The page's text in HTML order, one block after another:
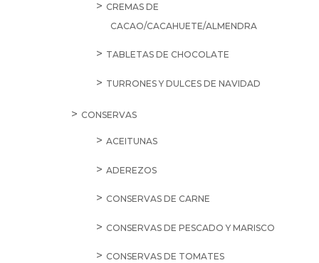
CREMAS DE
CACAO/CACAHUETE/ALMENDRA
TABLETAS DE CHOCOLATE
TURRONES Y DULCES DE NAVIDAD
CONSERVAS
ACEITUNAS
ADEREZOS
CONSERVAS DE CARNE
CONSERVAS DE PESCADO Y MARISCO
CONSERVAS DE TOMATES